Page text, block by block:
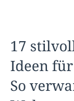
17
Ideen
So